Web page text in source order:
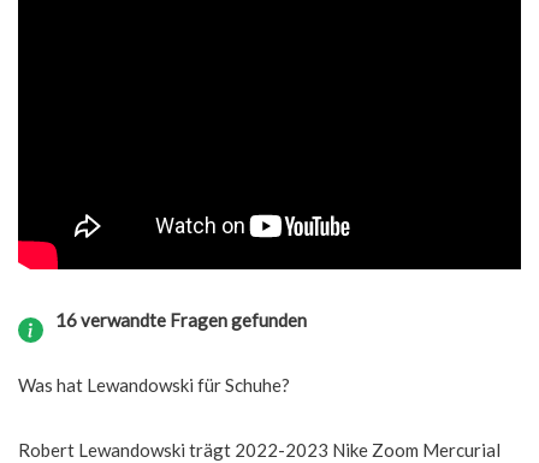
16 verwandte Fragen gefunden
Was hat Lewandowski für Schuhe?
Robert Lewandowski trägt 2022-2023 Nike Zoom Mercurial